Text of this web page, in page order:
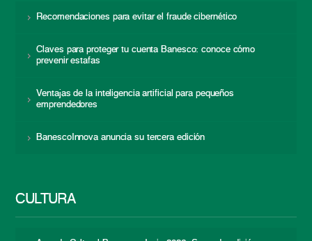
Recomendaciones para evitar el fraude cibernético
Claves para proteger tu cuenta Banesco: conoce cómo
prevenir estafas
Ventajas de la inteligencia artificial para pequeños
emprendedores
BanescoInnova anuncia su tercera edición
CULTURA